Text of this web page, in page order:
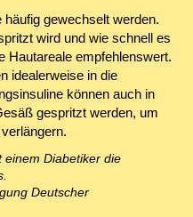
gewechselt werden.
wird und wie schnell es
Hautareale empfehlenswert.
idealerweise in die
können auch in
gespritzt werden, um
einem Diabetiker die
Deutscher